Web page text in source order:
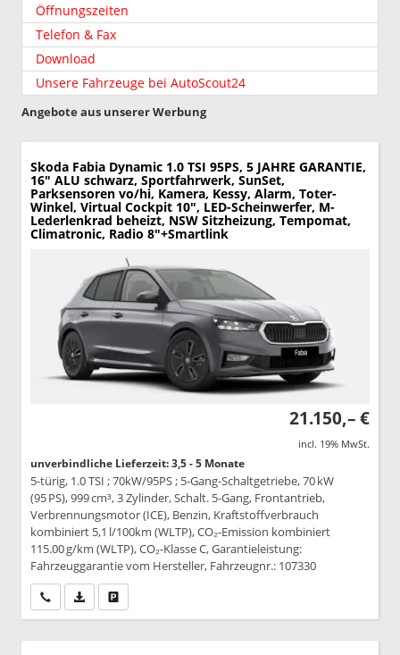
Öffnungszeiten
Telefon & Fax
Download
Unsere Fahrzeuge bei AutoScout24
Angebote aus unserer Werbung
Skoda Fabia Dynamic 1.0 TSI 95PS, 5 JAHRE GARANTIE,
16" ALU schwarz, Sportfahrwerk, SunSet,
Parksensoren vo/hi, Kamera, Kessy, Alarm, Toter-
Winkel, Virtual Cockpit 10", LED-Scheinwerfer, M-
Lederlenkrad beheizt, NSW Sitzheizung, Tempomat,
Climatronic, Radio 8"+Smartlink
21.150,– €
incl. 19% MwSt.
unverbindliche Lieferzeit: 3,5 - 5 Monate
5-türig, 1.0 TSI ; 70kW/95PS ; 5-Gang-Schaltgetriebe, 70 kW
(95 PS), 999 cm³, 3 Zylinder, Schalt. 5-Gang, Frontantrieb,
Verbrennungsmotor (ICE), Benzin, Kraftstoffverbrauch
kombiniert 5,1 l/100km (WLTP), CO₂-Emission kombiniert
115.00 g/km (WLTP), CO₂-Klasse C, Garantieleistung:
Fahrzeuggarantie vom Hersteller, Fahrzeugnr.: 107330
Wir rufen Sie anPDF-Datei, Fahrzeugexposé drucken